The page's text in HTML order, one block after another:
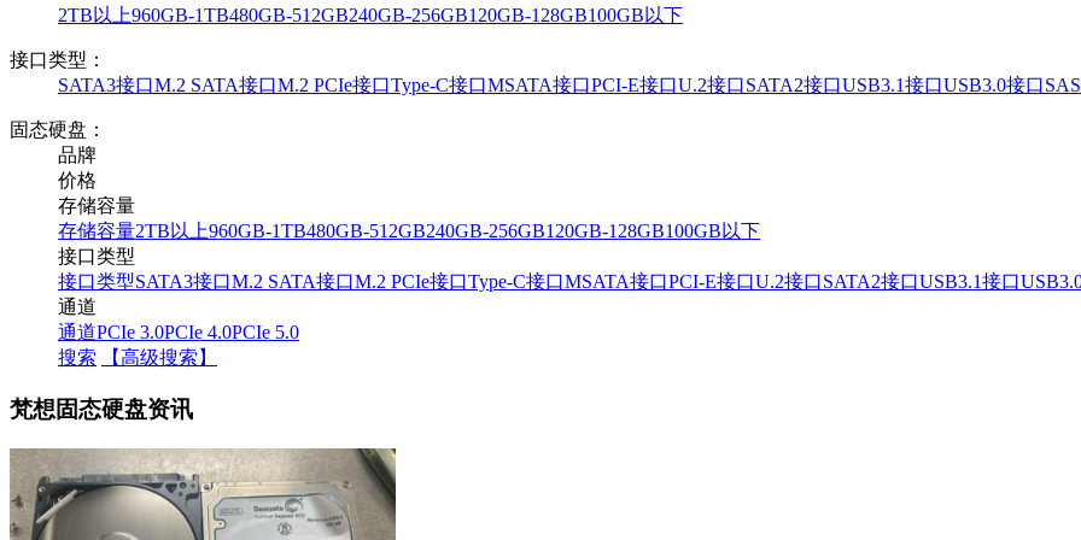
2TB以上960GB-1TB480GB-512GB240GB-256GB120GB-128GB100GB以下
接口类型：
SATA3接口M.2 SATA接口M.2 PCIe接口Type-C接口MSATA接口PCI-E接口U.2接口SATA2接口USB3.1接口USB3.0接口
固态硬盘：
品牌
价格
存储容量
存储容量2TB以上960GB-1TB480GB-512GB240GB-256GB120GB-128GB100GB以下
接口类型
接口类型SATA3接口M.2 SATA接口M.2 PCIe接口Type-C接口MSATA接口PCI-E接口U.2接口SATA2接口USB3.1接口
通道
通道PCIe 3.0PCIe 4.0PCIe 5.0
搜索
【高级搜索】
梵想固态硬盘资讯